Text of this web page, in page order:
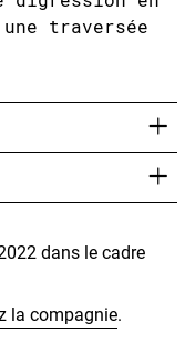
traversée
dans le cadre
la compagnie.